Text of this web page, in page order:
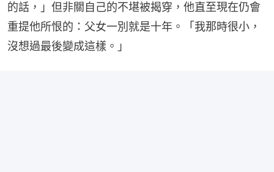
的話，」但非關自己的不堪被揭穿，他直至現在仍會
重提他所恨的：父女一別就是十年。「我那時很小，
沒想過最後變成這樣。」